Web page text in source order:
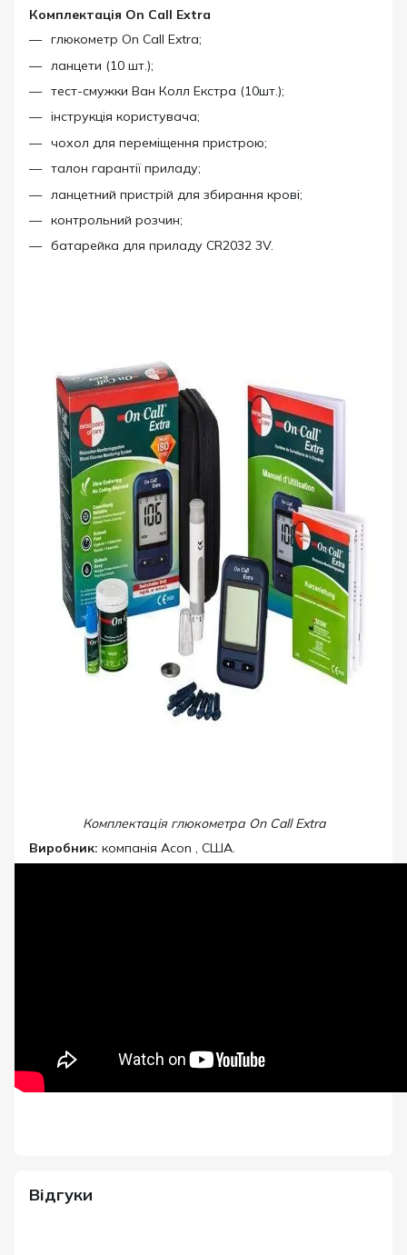
Комплектація On Call Extra
глюкометр On Call Extra;
ланцети (10 шт.);
тест-смужки Ван Колл Екстра (10шт.);
інструкція користувача;
чохол для переміщення пристрою;
талон гарантії приладу;
ланцетний пристрій для збирання крові;
контрольний розчин;
батарейка для приладу CR2032 3V.
Комплектація глюкометра On Call Extra
Виробник: компанія Acon , США.
Відгуки